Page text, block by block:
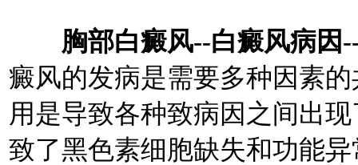
胸部白癜风--白癜风病因
癜风的发病是需要多种因素
用是导致各种致病因之间出
致了黑色素细胞缺失和功能